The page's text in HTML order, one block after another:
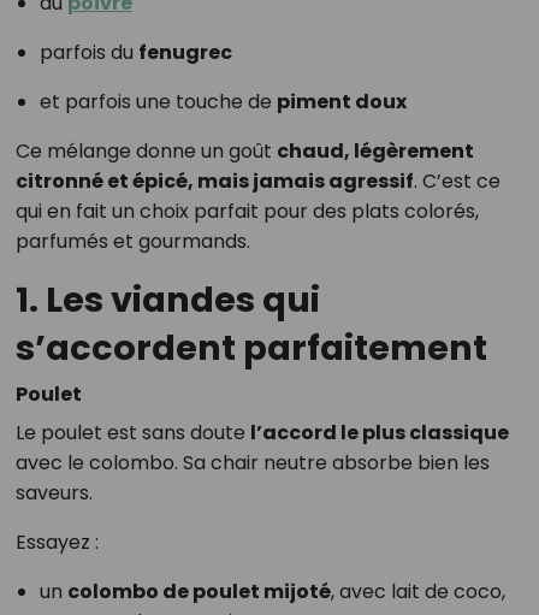
parfois du fenugrec
et parfois une touche de piment doux
Ce mélange donne un goût chaud, légèrement
citronné et épicé, mais jamais agressif. C’est ce
qui en fait un choix parfait pour des plats colorés,
parfumés et gourmands.
1. Les viandes qui
s’accordent parfaitement
Poulet
Le poulet est sans doute l’accord le plus classique
avec le colombo. Sa chair neutre absorbe bien les
saveurs.
Essayez :
un colombo de poulet mijoté, avec lait de coco,